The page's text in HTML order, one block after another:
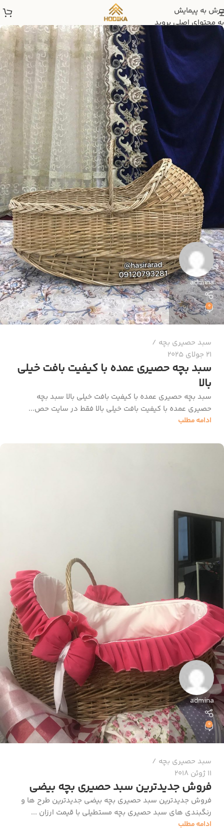
پرش به پیمایش
به محتوای اصلی بروید
admina
0
سبد حصیری بچه
21 جولای 2025
سبد بچه حصیری عمده با کیفیت بافت خیلی
بالا
سبد بچه حصیری عمده با کیفیت بافت خیلی بالا سبد بچه
حصیری عمده با کیفیت بافت خیلی بالا فقط در سایت حص...
ادامه مطلب
admina
0
سبد حصیری بچه
11 ژوئن 2018
فروش جدیدترین سبد حصیری بچه بیضی
فروش جدیدترین سبد حصیری بچه بیضی جدیدترین طرح ها و
رنگبندی های سبد حصیری بچه مستطیلی با قیمت ارزان ...
ادامه مطلب